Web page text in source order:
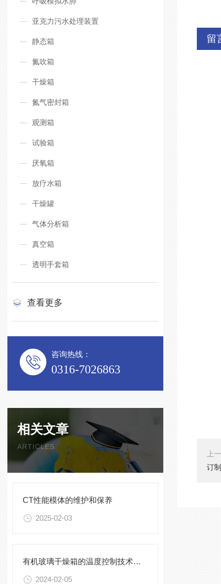
亚克力污水处理装置
静态箱
氮吹箱
干燥箱
氮气密封箱
观测箱
试验箱
厌氧箱
放疗水箱
干燥罐
气体分析箱
真空箱
透明手套箱
查看更多
咨询热线：
0316-7026863
相关文章
ARTICLES
CT性能模体的维护和保养
2025-02-03
有机玻璃干燥箱的温度控制技术及精度分析
2024-02-05
留
上
订